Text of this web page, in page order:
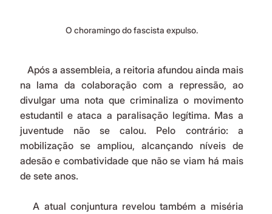
O choramingo do fascista expulso.
na lama da colaboração com a repressão, ao
divulgar uma nota que criminaliza o movimento
estudantil e ataca a paralisação legítima. Mas a
juventude não se calou. Pelo contrário: a
mobilização se ampliou, alcançando níveis de
adesão e combatividade que não se viam há mais
de sete anos.
   A atual conjuntura revelou também a miséria